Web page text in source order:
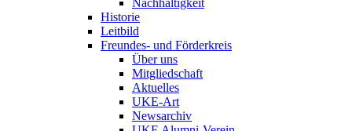
Nachhaltigkeit
Historie
Leitbild
Freundes- und Förderkreis
Über uns
Mitgliedschaft
Aktuelles
UKE-Art
Newsarchiv